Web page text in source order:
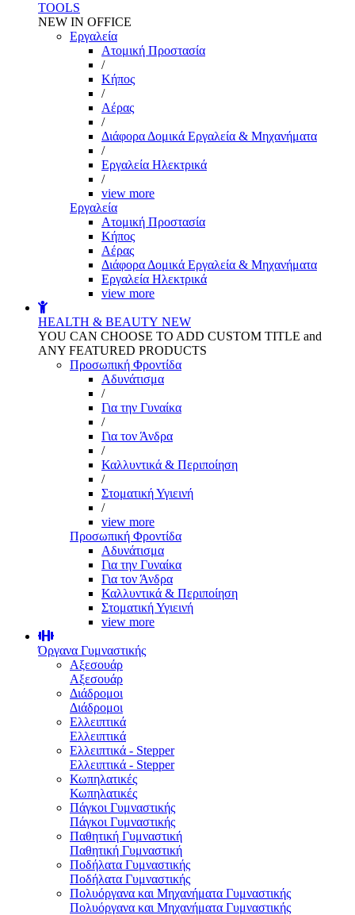
TOOLS
NEW IN OFFICE
Εργαλεία
Aτομική Προστασία
/
Kήπος
/
Αέρας
/
Διάφορα Δομικά Εργαλεία & Μηχανήματα
/
Εργαλεία Ηλεκτρικά
/
view more
Εργαλεία
Aτομική Προστασία
Kήπος
Αέρας
Διάφορα Δομικά Εργαλεία & Μηχανήματα
Εργαλεία Ηλεκτρικά
view more
HEALTH & BEAUTY NEW
YOU CAN CHOOSE TO ADD CUSTOM TITLE and
ANY FEATURED PRODUCTS
Προσωπική Φροντίδα
Αδυνάτισμα
/
Για την Γυναίκα
/
Για τον Άνδρα
/
Καλλυντικά & Περιποίηση
/
Στοματική Υγιεινή
/
view more
Προσωπική Φροντίδα
Αδυνάτισμα
Για την Γυναίκα
Για τον Άνδρα
Καλλυντικά & Περιποίηση
Στοματική Υγιεινή
view more
Όργανα Γυμναστικής
Αξεσουάρ
Αξεσουάρ
Διάδρομοι
Διάδρομοι
Ελλειπτικά
Ελλειπτικά
Ελλειπτικά - Stepper
Ελλειπτικά - Stepper
Κωπηλατικές
Κωπηλατικές
Πάγκοι Γυμναστικής
Πάγκοι Γυμναστικής
Παθητική Γυμναστική
Παθητική Γυμναστική
Ποδήλατα Γυμναστικής
Ποδήλατα Γυμναστικής
Πολυόργανα και Μηχανήματα Γυμναστικής
Πολυόργανα και Μηχανήματα Γυμναστικής